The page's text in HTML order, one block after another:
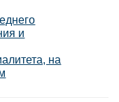
и
на